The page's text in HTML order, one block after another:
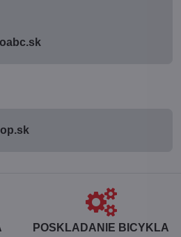
POSKLADANIE BICYKLA